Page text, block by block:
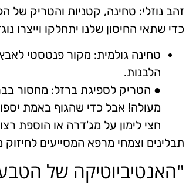
זהב נוזלי: טחינה, קטניות והטריק של
כדי שתאי החיסון שלנו יתחלקו וייצרו
טחינה גולמית: מקור פנטסטי
הלבנות.
● הטריק לספיגת ברזל: מחסור
חצי לימון על מג'דרה או הוספת
תבלינים וצמחי מרפא המסייעים
"האנטיביוטיקה של